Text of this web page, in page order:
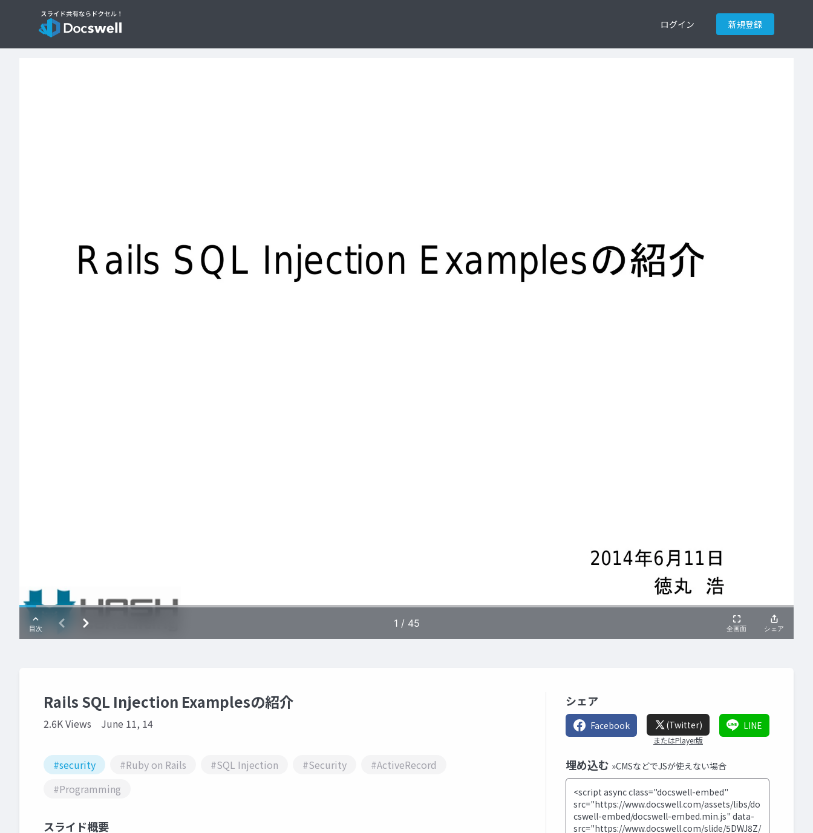
ログイン 新規登録
Rails SQL Injection Examplesの紹介
2.6K Views June 11, 14
#security #Ruby on Rails #SQL Injection #Security
#ActiveRecord
#Programming
スライド概要
シェア
Facebook (Twitter)
またはPlayer版
LINE
埋め込む »CMSなどでJSが使えない場合